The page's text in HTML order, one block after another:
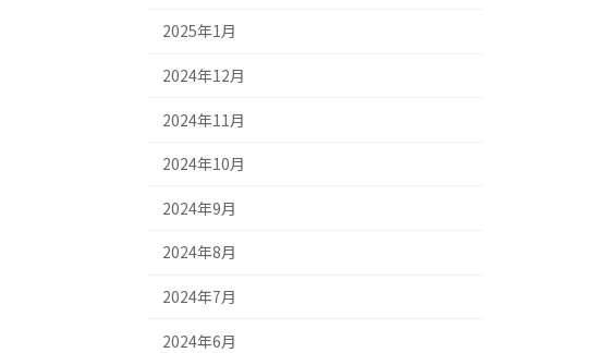
2025年1月
2024年12月
2024年11月
2024年10月
2024年9月
2024年8月
2024年7月
2024年6月